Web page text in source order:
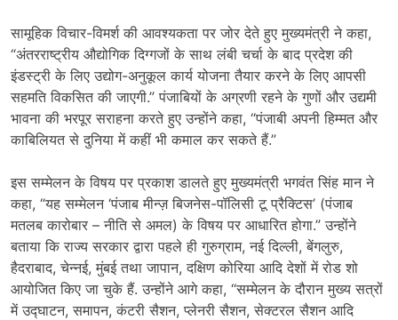
सामूहिक विचार-विमर्श की आवश्यकता पर जोर देते हुए मुख्यमंत्री ने कहा,
“अंतरराष्ट्रीय औद्योगिक दिग्गजों के साथ लंबी चर्चा के बाद प्रदेश की
इंडस्ट्री के लिए उद्योग-अनुकूल कार्य योजना तैयार करने के लिए आपसी
सहमति विकसित की जाएगी.” पंजाबियों के अग्रणी रहने के गुणों और उद्यमी
भावना की भरपूर सराहना करते हुए उन्होंने कहा, “पंजाबी अपनी हिम्मत और
काबिलियत से दुनिया में कहीं भी कमाल कर सकते हैं.”
इस सम्मेलन के विषय पर प्रकाश डालते हुए मुख्यमंत्री भगवंत सिंह मान ने
कहा, “यह सम्मेलन ‘पंजाब मीन्ज़ बिजनेस-पॉलिसी टू प्रैक्टिस’ (पंजाब
मतलब कारोबार – नीति से अमल) के विषय पर आधारित होगा.” उन्होंने
बताया कि राज्य सरकार द्वारा पहले ही गुरुग्राम, नई दिल्ली, बेंगलुरु,
हैदराबाद, चेन्नई, मुंबई तथा जापान, दक्षिण कोरिया आदि देशों में रोड शो
आयोजित किए जा चुके हैं. उन्होंने आगे कहा, “सम्मेलन के दौरान मुख्य सत्रों
में उद्घाटन, समापन, कंटरी सैशन, प्लेनरी सैशन, सेक्टरल सैशन आदि